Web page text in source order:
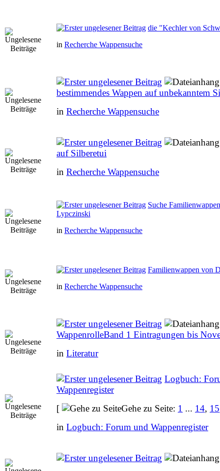
die "Kechler von
in Recherche Wappensuche
bestimmendes Wappen auf unbekanntem
in Recherche Wappensuche
auf Silberetui
in Recherche Wappensuche
Suche
Lypczinski
in Recherche Wappensuche
Familienwappen von
in Recherche Wappensuche
WappenrolleBand 1 Eintragungen bis
in Literatur
Logbuch:
Wappenregister
[
Gehe zu Seite: 1 ... 14, 15
in Logbuch: Forum und Wappenregister